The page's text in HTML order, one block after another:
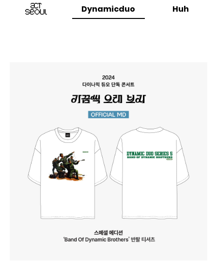
Dynamicduo Huh